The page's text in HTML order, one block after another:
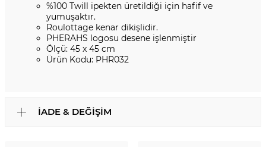
%100 Twill ipekten üretildiği için hafif ve
yumuşaktır.
Roulottage kenar dikişlidir.
PHERAHS logosu desene işlenmiştir
Ölçü: 45 x 45 cm
Ürün Kodu: PHR032
İADE & DEĞIŞIM